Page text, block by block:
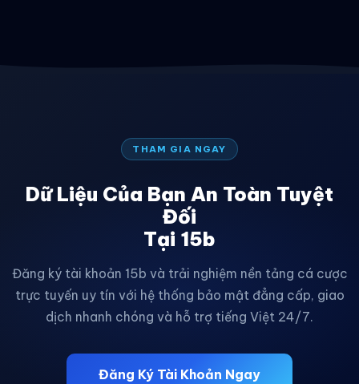
THAM GIA NGAY
Dữ Liệu Của Bạn An Toàn Tuyệt
Đối
Tại 15b
Đăng ký tài khoản 15b và trải nghiệm nền tảng cá cược
trực tuyến uy tín với hệ thống bảo mật đẳng cấp, giao
dịch nhanh chóng và hỗ trợ tiếng Việt 24/7.
Đăng Ký Tài Khoản Ngay